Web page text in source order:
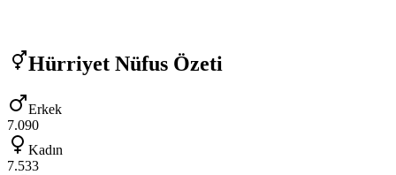
Hürriyet Nüfus Özeti
Erkek
7.090
Kadın
7.533